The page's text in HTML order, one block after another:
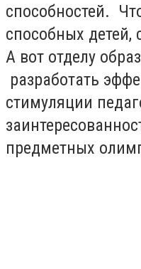
способностей.
способных детей,
А вот отделу
разработать
стимуляции
предметных